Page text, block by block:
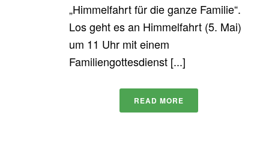
„Himmelfahrt für die ganze Familie“.
Los geht es an Himmelfahrt (5. Mai)
um 11 Uhr mit einem
Familiengottesdienst [...]
READ MORE